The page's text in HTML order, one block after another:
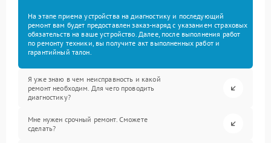
На этапе приема устройства на диагностику и последующий
ремонт вам будет предоставлен заказ-наряд с указанием страховых
обязательств на ваше устройство. Далее, после выполнения работ
по ремонту техники, вы получите акт выполненных работ и
гарантийный талон.
Я уже знаю в чем неисправность и какой
ремонт необходим. Для чего проводить
диагностику?
Мне нужен срочный ремонт. Сможете
сделать?